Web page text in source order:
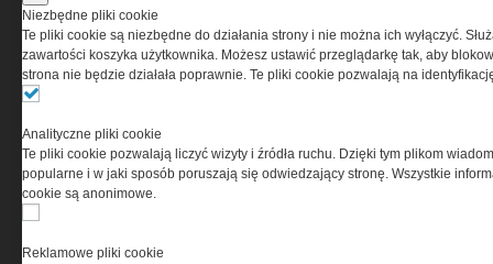
przez Grupa MEDIUM Spółka z ograniczoną
odpowiedzialnością Spółka komandytowa, nr KRS:
0000537655, NIP 1132860378, REGON 146393437
(zwana dalej Grupa MEDIUM) w postaci Regulaminu.
Niezbędne pliki cookie
Te pliki cookie są niezbędne do działania strony i nie można ich wyłączyć.
zawartości koszyka użytkownika. Możesz ustawić przeglądarkę tak, aby
strona nie będzie działała poprawnie. Te pliki cookie pozwalają na
Analityczne pliki cookie
Te pliki cookie pozwalają liczyć wizyty i źródła ruchu. Dzięki tym plikom
popularne i w jaki sposób poruszają się odwiedzający stronę. Wszystkie
cookie są anonimowe.
Reklamowe pliki cookie